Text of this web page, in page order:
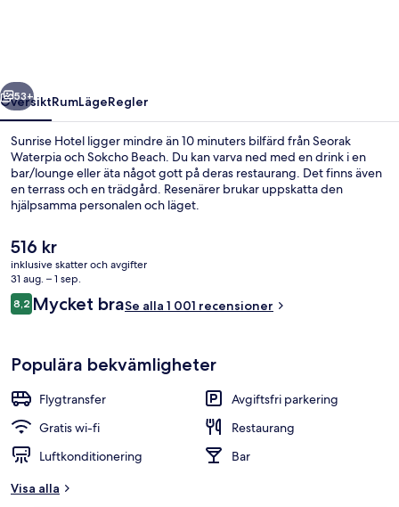
Nästa
53+
ÖversiktRumLägeRegler
Sunrise Hotel ligger mindre än 10 minuters bilfärd från Seorak
Waterpia och Sokcho Beach. Du kan varva ned med en drink i en
bar/lounge eller äta något gott på deras restaurang. Det finns även
en terrass och en trädgård. Resenärer brukar uppskatta den
hjälpsamma personalen och läget.
Det
nuvarande
priset
är
516 kr
516 kr
inklusive skatter och avgifter
31 aug. – 1 sep.
Recensioner
8,28,2 av 10,
Mycket braSe alla 1 001 recensioner
Populära bekvämligheter
Flygtransfer
Avgiftsfri parkering
Gratis wi-fi
Restaurang
Luftkonditionering
Bar
Visa alla